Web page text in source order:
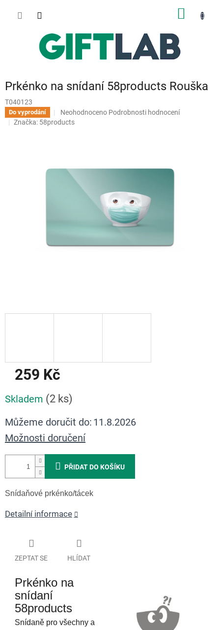
Prkénko na snídaní 58products Rouška
T040123
Do vyprodání
Průměrné
hodnocení
5
hvězdiček.
Neohodnoceno Podrobnosti hodnocení
Značka: 58products
259 Kč
cena:
Skladem (2 ks)
Můžeme doručit do: 11.8.2026
Možnosti doručení
PŘIDAT DO KOŠÍKU
Snídaňové prkénko/tácek
Detailní informace
ZEPTAT SE HLÍDAT
Prkénko na
snídaní
58products
Snídaně pro všechny a